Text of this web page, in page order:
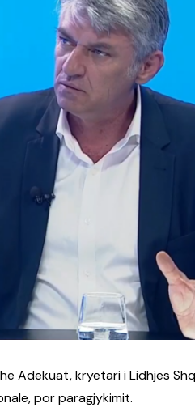
Adekuat, kryetari i Lidhjes
por paragjykimit.